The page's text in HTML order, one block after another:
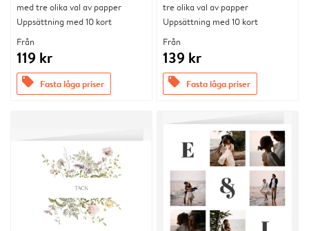
med tre olika val av papper
Uppsättning med 10 kort
Från
119 kr
offers Fasta låga priser
tre olika val av papper
Uppsättning med 10 kort
Från
139 kr
offers Fasta låga priser